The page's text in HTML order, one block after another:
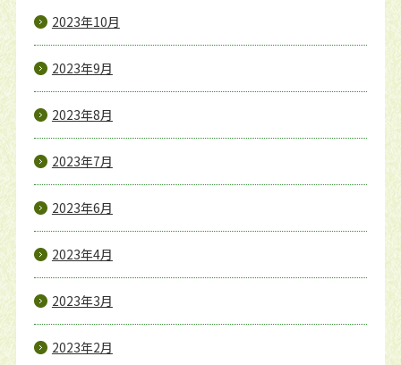
2023年10月
2023年9月
2023年8月
2023年7月
2023年6月
2023年4月
2023年3月
2023年2月